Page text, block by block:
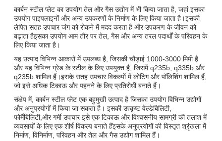
कार्बन स्टील प्लेट का उपयोग तेल और गैस उद्योग में भी किया जाता है, जहां इसका
उपयोग पाइपलाइनों और अन्य उपकरणों के निर्माण के लिए किया जाता है।इसकी
लेपित सतह उपचार जंग को रोकने में मदद करता है और उपकरण के जीवन को
बढ़ाता हैइसका उपयोग आम तौर पर तेल, गैस और अन्य तरल पदार्थों के परिवहन के
लिए किया जाता है।
यह उत्पाद विभिन्न आकारों में उपलब्ध है, जिसकी चौड़ाई 1000-3000 मिमी है
और यह विभिन्न ग्रेड के स्टील के लिए उपयुक्त है, जिसमें q235b, q335b और
q235b शामिल हैं।इसके सतह उपचार विकल्पों में कोटिंग और पॉलिशिंग शामिल हैं,
जो इसे अधिक टिकाऊ और पहनने के लिए प्रतिरोधी बनाते हैं।
संक्षेप में, कार्बन स्टील प्लेट एक बहुमुखी उत्पाद है जिसका उपयोग विभिन्न उद्योगों
और अनुप्रयोगों में किया जा सकता है। इसकी उत्कृष्ट वेल्डेबिलिटी,
फोर्मैबिलिटी,और गर्मी उपचार इसे एक टिकाऊ और विश्वसनीय सामग्री की तलाश में
व्यवसायों के लिए एक शीर्ष विकल्प बनाते हैंइसके अनुप्रयोगों की विस्तृत श्रृंखला में
निर्माण, विनिर्माण, परिवहन और तेल और गैस उद्योग शामिल हैं।